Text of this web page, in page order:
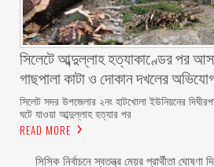
সিলেটে আব্দুল্লাহ হত্যাকাণ্ডের পর
গাছপালা কাটা ও দোকান দখলের
সিলেট সদর উপজেলার ২নং হাটখোলা ইউনিয়নের
ঘটে যাওয়া আব্দুল্লাহ হত্যার পর
READ MORE
সিসিক নির্বাচনে স্বতন্ত্র মেয়র প্রার্থীতা